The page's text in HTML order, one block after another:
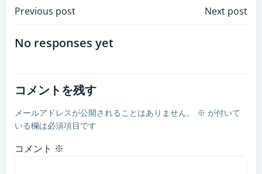
投
稿
ビ
ゲ
ー
Previous post
ビ
ゲ
Next post
No responses yet
コメントを残す
メールアドレスが公開されることはありません。 ※ が付いて
いる欄は必須項目です
コメント ※